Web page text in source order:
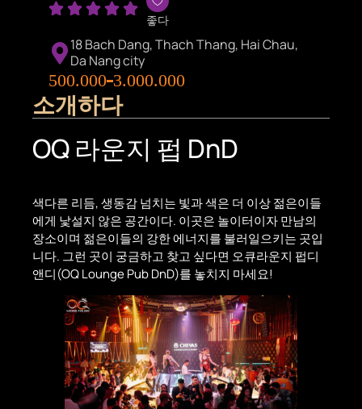
    
좋다
18 Bach Dang, Thach Thang, Hai Chau,
Da Nang city
500.000 3.000.000
소개하다
OQ 라운지 펍 DnD
색다른 리듬, 생동감 넘치는 빛과 색은 더 이상 젊은이들
에게 낯설지 않은 공간이다. 이곳은 놀이터이자 만남의
장소이며 젊은이들의 강한 에너지를 불러일으키는 곳입
니다. 그런 곳이 궁금하고 찾고 싶다면 오큐라운지 펍디
앤디(OQ Lounge Pub DnD)를 놓치지 마세요!